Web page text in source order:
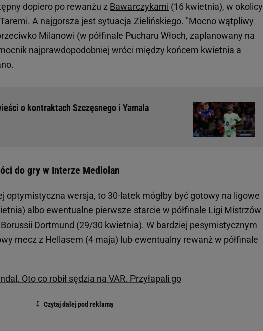
dopiero po rewanżu z Bawarczykami (16 kwietnia), w okolicy
A najgorsza jest sytuacja Zielińskiego. "Mocno wątpliwy
Milanowi (w półfinale Pucharu Włoch, zaplanowany na
najprawdopodobniej wróci między końcem kwietnia a
o kontraktach Szczęsnego i Yamala
do gry w Interze Mediolan
optymistyczna wersja, to 30-latek mógłby być gotowy na ligowe
albo ewentualne pierwsze starcie w półfinale Ligi Mistrzów
Dortmund (29/30 kwietnia). W bardziej pesymistycznym
mecz z Hellasem (4 maja) lub ewentualny rewanż w półfinale
Oto co robił sędzia na VAR. Przyłapali go